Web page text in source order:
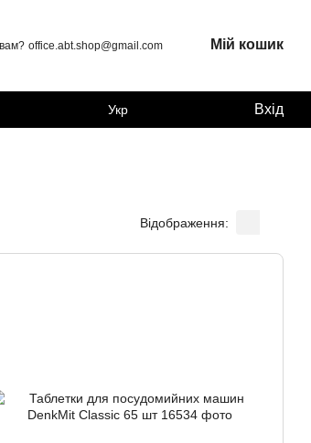
office.abt.shop@gmail.com Мій кошик
Укр Вхід
Відображення: